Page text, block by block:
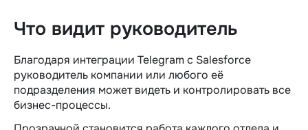
Что видит руководитель
Благодаря интеграции Telegram c Salesforce
руководитель компании или любого её
подразделения может видеть и контролировать все
бизнес-процессы.